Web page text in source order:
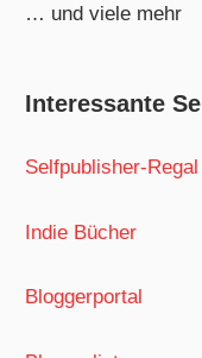
… und viele mehr
Interessante
Selfpublisher-Regal
Indie Bücher
Bloggerportal